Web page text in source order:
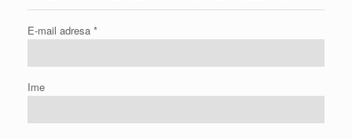
E-mail adresa *
Ime